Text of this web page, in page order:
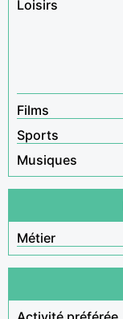
Loisirs
Films
Sports
Musiques
Métier